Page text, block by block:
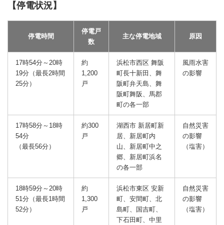
【停電状況】
停電時間
停電戸
数
主な停電地域 原因
17時54分～20時
19分（最長2時間
25分）
約
1,200
戸
浜松市西区 舞阪
町長十新田、舞
阪町弁天島、舞
阪町舞阪、馬郡
町の各一部
風雨水害
の影響
17時58分～18時
54分
（最長56分）
約300
戸
湖西市 新居町新
居、新居町内
山、新居町中之
郷、新居町浜名
の各一部
自然災害
の影響
（塩害）
18時59分～20時
51分（最長1時間
52分）
約
1,300
戸
浜松市東区 安新
町、安間町、北
島町、国吉町、
下石田町、中里
自然災害
の影響
（塩害）